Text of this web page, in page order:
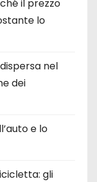
il prezzo
lo
nel
dei
e lo
gli